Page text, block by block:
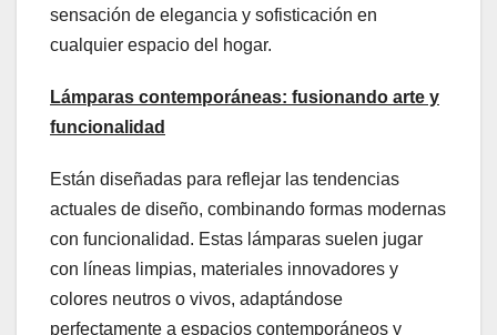
sensación de elegancia y sofisticación en
cualquier espacio del hogar.
Lámparas contemporáneas: fusionando arte y
funcionalidad
Están diseñadas para reflejar las tendencias
actuales de diseño, combinando formas modernas
con funcionalidad. Estas lámparas suelen jugar
con líneas limpias, materiales innovadores y
colores neutros o vivos, adaptándose
perfectamente a espacios contemporáneos y